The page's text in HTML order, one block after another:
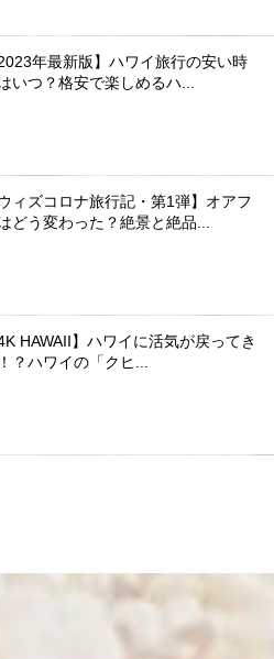
2023年最新版】ハワイ旅行の安い時
いつ？格安で楽しめるハ...
ウィズコロナ旅行記・第1弾】オアフ
どう変わった？絶景と絶品...
4K HAWAII】ハワイに活気が戻ってき
？ハワイの「クヒ...